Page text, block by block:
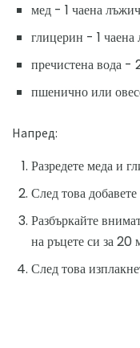
мед - 1 чаена
глицерин - 1 чаена
пречистена вода -
пшенично или
Напред:
Разредете меда и
След това
Разбъркайте
на ръцете си за 20
След това